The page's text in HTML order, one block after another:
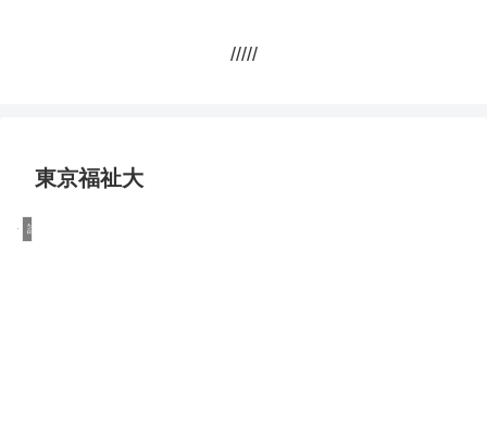
/////
東京福祉大
詐欺